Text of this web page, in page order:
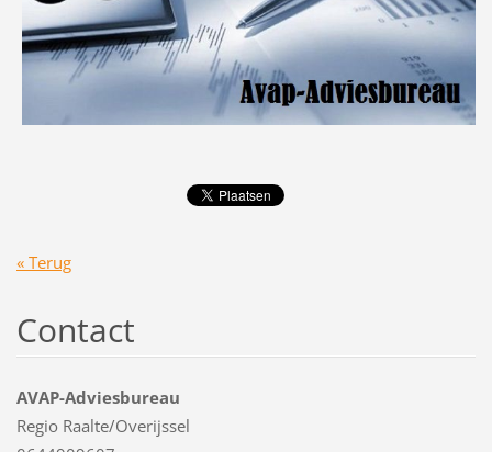
« Terug
Contact
AVAP-Adviesbureau
Regio Raalte/Overijssel